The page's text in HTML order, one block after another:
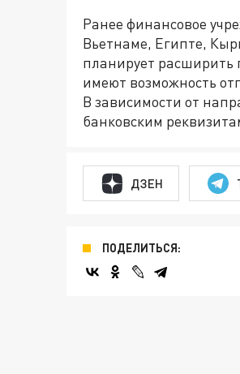
Ранее финансовое
Вьетнаме, Египте,
планирует расширить
имеют возможность
В зависимости от
банковским
ДЗЕН
ПОДЕЛИТЬСЯ: